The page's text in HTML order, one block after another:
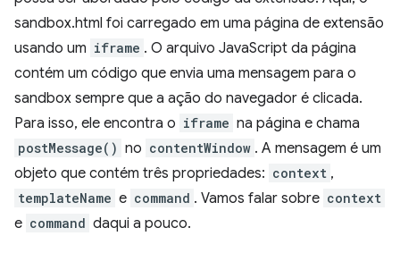
sandbox.html foi carregado em uma página de extensão
usando um iframe . O arquivo JavaScript da página
contém um código que envia uma mensagem para o
sandbox sempre que a ação do navegador é clicada.
Para isso, ele encontra o iframe na página e chama
postMessage() no contentWindow . A mensagem é um
objeto que contém três propriedades: context ,
templateName e command . Vamos falar sobre context
e command daqui a pouco.